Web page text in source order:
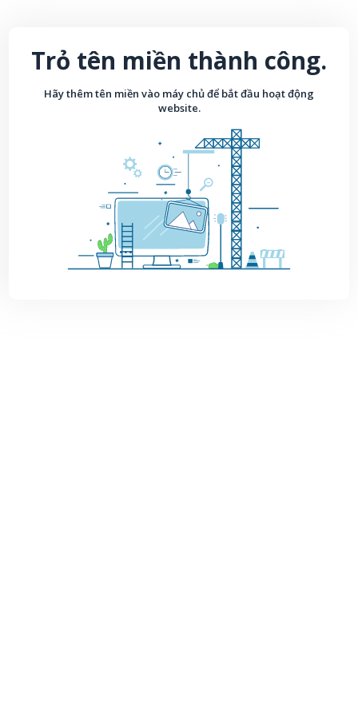
Trỏ tên miền thành công.
Hãy thêm tên miền vào máy chủ để bắt đầu hoạt động
website.